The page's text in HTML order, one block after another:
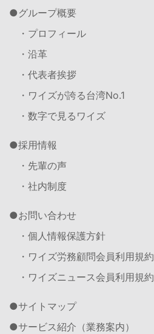
グループ概要
・プロフィール
・沿革
・代表者挨拶
・ワイズが誇る台湾No.1
・数字で見るワイズ
採用情報
・先輩の声
・社内制度
お問い合わせ
・個人情報保護方針
・ワイズ労務顧問会員利用規約
・ワイズニュース会員利用規約
サイトマップ
サービス紹介（業務案内）